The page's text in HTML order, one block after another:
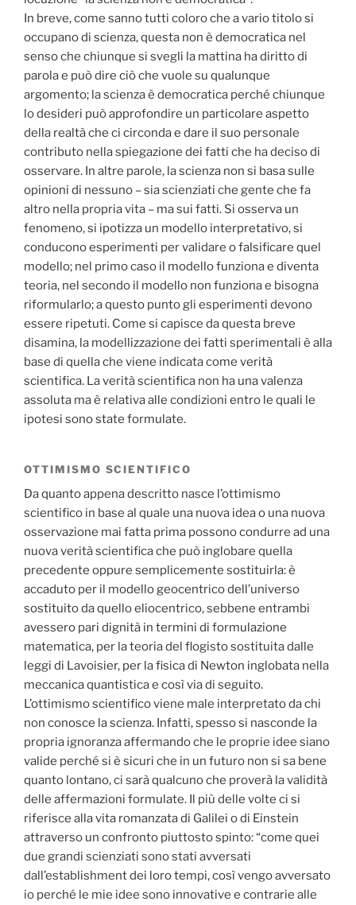
In breve, come sanno tutti coloro che a vario titolo si
occupano di scienza, questa non è democratica nel
senso che chiunque si svegli la mattina ha diritto di
parola e può dire ciò che vuole su qualunque
argomento; la scienza è democratica perché chiunque
lo desideri può approfondire un particolare aspetto
della realtà che ci circonda e dare il suo personale
contributo nella spiegazione dei fatti che ha deciso di
osservare. In altre parole, la scienza non si basa sulle
opinioni di nessuno – sia scienziati che gente che fa
altro nella propria vita – ma sui fatti. Si osserva un
fenomeno, si ipotizza un modello interpretativo, si
conducono esperimenti per validare o falsificare quel
modello; nel primo caso il modello funziona e diventa
teoria, nel secondo il modello non funziona e bisogna
riformularlo; a questo punto gli esperimenti devono
essere ripetuti. Come si capisce da questa breve
disamina, la modellizzazione dei fatti sperimentali è alla
base di quella che viene indicata come verità
scientifica. La verità scientifica non ha una valenza
assoluta ma è relativa alle condizioni entro le quali le
ipotesi sono state formulate.
OTTIMISMO SCIENTIFICO
Da quanto appena descritto nasce l’ottimismo
scientifico in base al quale una nuova idea o una nuova
osservazione mai fatta prima possono condurre ad una
nuova verità scientifica che può inglobare quella
precedente oppure semplicemente sostituirla: è
accaduto per il modello geocentrico dell’universo
sostituito da quello eliocentrico, sebbene entrambi
avessero pari dignità in termini di formulazione
matematica, per la teoria del flogisto sostituita dalle
leggi di Lavoisier, per la fisica di Newton inglobata nella
meccanica quantistica e così via di seguito.
L’ottimismo scientifico viene male interpretato da chi
non conosce la scienza. Infatti, spesso si nasconde la
propria ignoranza affermando che le proprie idee siano
valide perché si è sicuri che in un futuro non si sa bene
quanto lontano, ci sarà qualcuno che proverà la validità
delle affermazioni formulate. Il più delle volte ci si
riferisce alla vita romanzata di Galilei o di Einstein
attraverso un confronto piuttosto spinto: “come quei
due grandi scienziati sono stati avversati
dall’establishment dei loro tempi, così vengo avversato
io perché le mie idee sono innovative e contrarie alle